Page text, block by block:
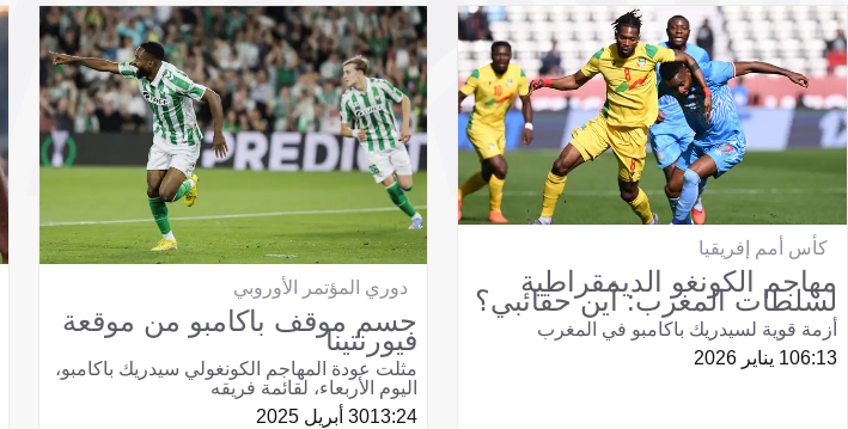
كأس أمم إفريقيا
مهاجم الكونغو الديمقراطية
لسلطات المغرب: أين حقائبي؟
أزمة قوية لسيدريك باكامبو في المغرب
06:131 يناير 2026
دوري المؤتمر الأوروبي
حسم موقف باكامبو من موقعة
فيورنتينا
مثلت عودة المهاجم الكونغولي سيدريك باكامبو،
اليوم الأربعاء، لقائمة فريقه
13:2430 أبريل 2025